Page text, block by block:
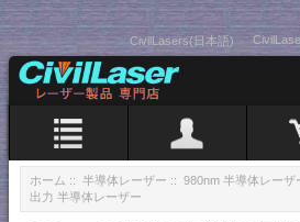
CivilLasers(日本語)
ホーム :: 半導体レーザー :: 980nm 半導体レーザ
出力 半導体レーザー